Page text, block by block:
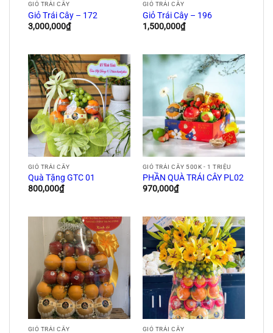
GIỎ TRÁI CÂY
Giỏ Trái Cây – 172
3,000,000₫
GIỎ TRÁI CÂY
Giỏ Trái Cây – 196
1,500,000₫
GIỎ TRÁI CÂY
Quà Tặng GTC 01
800,000₫
GIỎ TRÁI CÂY 500K - 1 TRIỆU
PHẦN QUÀ TRÁI CÂY PL02
970,000₫
GIỎ TRÁI CÂY GIỎ TRÁI CÂY